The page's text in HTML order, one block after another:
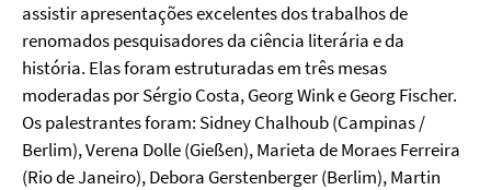
assistir apresentações excelentes dos trabalhos de
renomados pesquisadores da ciência literária e da
história. Elas foram estruturadas em três mesas
moderadaspor Sérgio Costa, Georg Wink e Georg Fischer.
Os palestrantes foram: Sidney Chalhoub (Campinas /
Berlim), Verena Dolle (Gießen), Marieta de Moraes Ferreira
(Rio de Janeiro), Debora Gerstenberger (Berlim), Martin